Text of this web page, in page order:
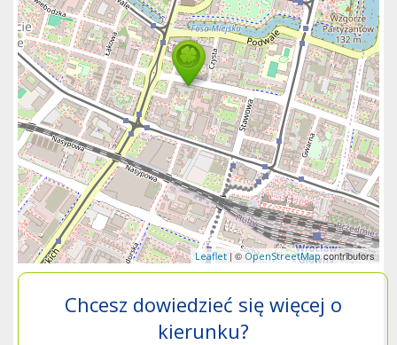
Leaflet| ©OpenStreetMapcontributors
Chcesz dowiedzieć się więcej o
kierunku?